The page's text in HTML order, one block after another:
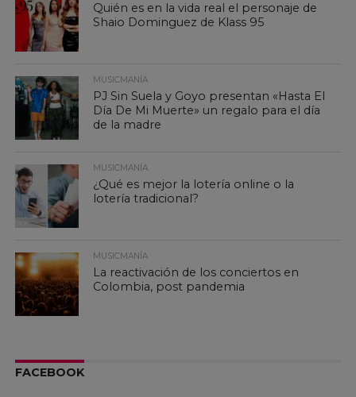
Quién es en la vida real el personaje de
Shaio Dominguez de Klass 95
MUSICMANÍA
PJ Sin Suela y Goyo presentan «Hasta El
Día De Mi Muerte» un regalo para el día
de la madre
MUSICMANÍA
¿Qué es mejor la lotería online o la
lotería tradicional?
MUSICMANÍA
La reactivación de los conciertos en
Colombia, post pandemia
FACEBOOK